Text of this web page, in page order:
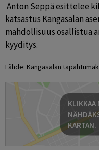
Anton Seppä esittelee
katsastus Kangasalan
mahdollisuus osallistua
kyyditys.
Lähde: Kangasalan
KLIKKAA
KARTAN.